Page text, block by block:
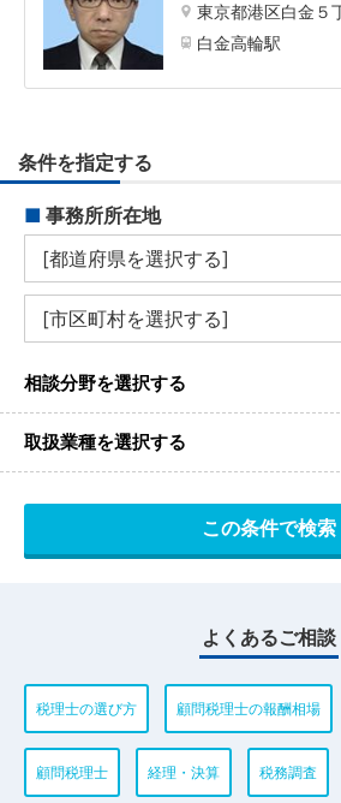
東京都港区白金５
白金高輪駅
条件を指定する
■ 事務所所在地
相談分野を選択する
取扱業種を選択する
よくあるご相談
税理士の選び方 顧問税理士の報酬相場
顧問税理士 経理・決算 税務調査